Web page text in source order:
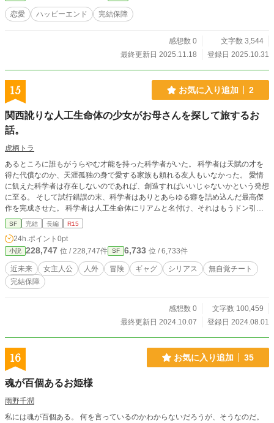
恋愛 ハッピーエンド 完結保障
感想数 0
文字数 3,544
最終更新日 2025.11.18
登録日 2025.10.31
15 お気に入り追加 2
関西訛りな人工生命体の少女がお母さんを探して旅するお
話。
虎柄トラ
あるところに誰もがうらやむ才能を持った科学者がいた。 科学者は天賦の才を
得た代償なのか、天涯孤独の身で愛する家族も頼れる友人もいなかった。 愛情
に飢えた科学者は存在しないのであれば、創造すればいいじゃないかという発想
に至る。 そして試行錯誤の末、科学者はありとあらゆる癖を詰め込んだ最高傑
作を完成させた。 科学者は人工生命体にリアムと名付け、それはもうドン引き
するぐらい溺愛した。 そして月日は経ち、可憐な少女に成長したリアムは二度
目の誕生日を迎えようとしていた。 誕生日プレゼントを手に入れるため科学者
は、リアムに留守番をお願いすると家を出て行った。 それからいくつも季節が
通り過ぎたが、科学者が家に帰ってくることはなかった。 科学者が帰宅しない
のは迷子になっているからだと、推察をしたリアムはある行動を起こした。
「お母さん待っててな、リアムがいま迎えに行くから！」 一度も外に出たこと
がない関西訛りな箱入り娘による壮大な母親探しの旅がいまはじまる。
SF 完結 長編 R15
24h.ポイント 0pt
小説 228,747 位 / 228,747件 SF 6,733 位 / 6,733件
近未来 女主人公 人外 冒険 ギャグ シリアス
無自覚チート
完結保障
感想数 0
文字数 100,459
最終更新日 2024.10.07
登録日 2024.08.01
16 お気に入り追加 35
魂が百個あるお姫様
雨野千潤
私には魂が百個ある。 何を言っているのかわからないだろうが、そうなのだ。